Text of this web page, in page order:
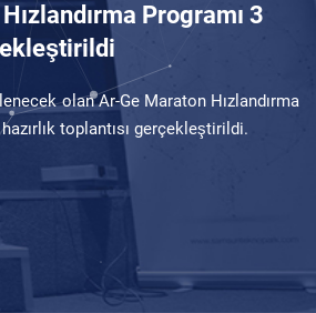
Programı 3
olan Ar-Ge Maraton Hızlandırma
toplantısı gerçekleştirildi.